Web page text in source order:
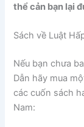
thể cản bạn lại
Sách về Luật
Nếu bạn chưa
Dẫn hãy mua
các cuốn sách
Nam: